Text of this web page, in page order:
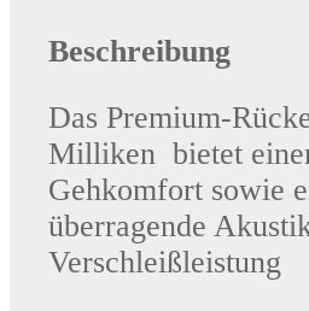
Beschreibung
Das Premium-
Milliken bietet
Gehkomfort sowie
überragende
Verschleißleistung